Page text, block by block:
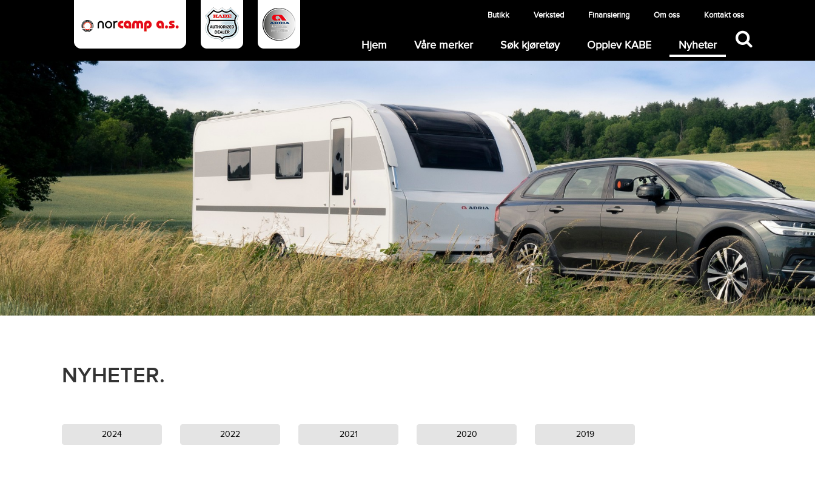
Butikk Verksted Finansiering Om oss Kontakt oss
Hjem Våre merker Søk kjøretøy Opplev KABE Nyheter(current)
NYHETER.
2024 2022 2021 2020 2019